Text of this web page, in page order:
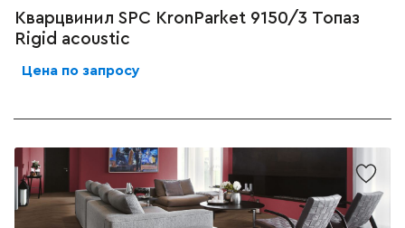
Кварцвинил SPC KronParket 9150/3 Топаз
Rigid acoustic
Цена по запросу